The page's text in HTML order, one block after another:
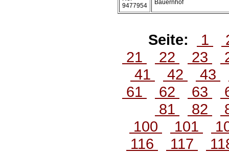
9477954
Bauernhof
Seite: 1
21
22 23
41
42 43
61
62 63
81
82
100
101
116
117